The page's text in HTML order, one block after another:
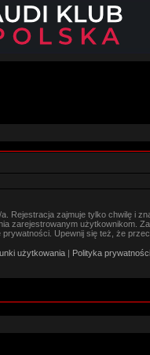
Rejestracja zajmuje tylko chwilę i
zarejestrowanym użytkownikom.
Upewnij się też, że
użytkowania| Polityka prywatności